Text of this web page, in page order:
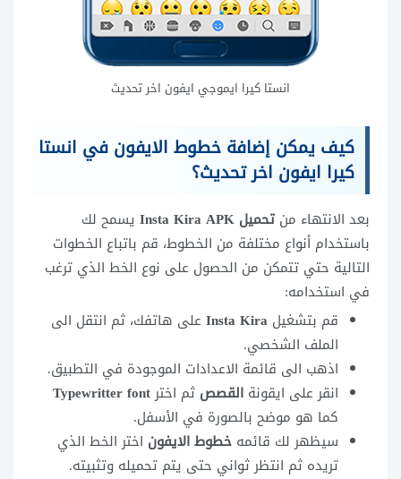
انستا كيرا ايموجي ايفون اخر تحديث
كيف يمكن إضافة خطوط الايفون في انستا
كيرا ايفون اخر تحديث؟
بعد الانتهاء من تحميل Insta Kira APK
يسمح لك
باستخدام أنواع مختلفة من الخطوط، قم باتباع الخطوات
التالية حتي تتمكن من الحصول على نوع الخط الذي ترغب
في استخدامه:
قم بتشغيل Insta Kira على هاتفك، ثم انتقل الى
الملف الشخصي.
اذهب الى قائمة الاعدادات الموجودة في التطبيق.
انقر على ايقونة القصص ثم اخترTypewritter font
كما هو موضح بالصورة في الأسفل.
سيظهر لك قائمه خطوط الايفون اختر الخط الذي
تريده ثم انتظر ثواني حتى يتم تحميله وتثبيته.